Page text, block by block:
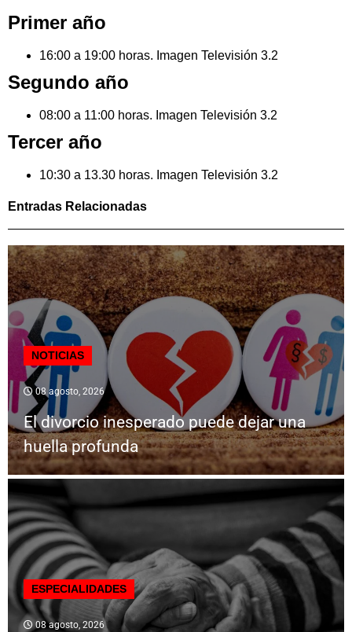
Primer año
16:00 a 19:00 horas. Imagen Televisión 3.2
Segundo año
08:00 a 11:00 horas. Imagen Televisión 3.2
Tercer año
10:30 a 13.30 horas. Imagen Televisión 3.2
Entradas Relacionadas
NOTICIAS
08 agosto, 2026
El divorcio inesperado puede dejar una
huella profunda
ESPECIALIDADES
08 agosto, 2026